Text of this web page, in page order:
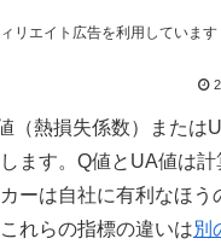
リエイト広告を利用しています
（熱損失係数）または
ます。Q値とUA値は計
ーは自社に有利なほう
れらの指標の違いは別